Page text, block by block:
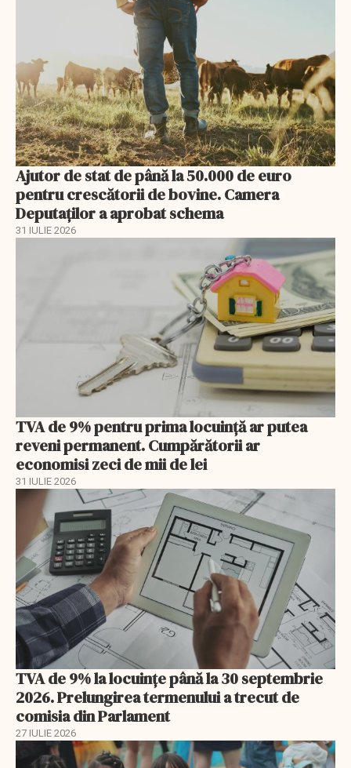
Ajutor de stat de până la 50.000 de euro
pentru crescătorii de bovine. Camera
Deputaților a aprobat schema
31 IULIE 2026
TVA de 9% pentru prima locuință ar putea
reveni permanent. Cumpărătorii ar
economisi zeci de mii de lei
31 IULIE 2026
TVA de 9% la locuințe până la 30 septembrie
2026. Prelungirea termenului a trecut de
comisia din Parlament
27 IULIE 2026